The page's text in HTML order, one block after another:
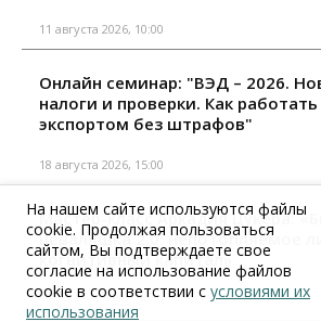
11 августа 2026, 10:00
Онлайн семинар: "ВЭД – 2026.
налоги и проверки. Как
экспортом без штрафов"
18 августа 2026, 15:00
Мастер-класс Аркадия Цукера:
неваляшка 2.0: непотопляемое
когнитивный капитал»
18 августа 2026, 10:00
На нашем сайте используются файлы
cookie. Продолжая пользоваться
сайтом, Вы подтверждаете свое
согласие на использование файлов
cookie в соответствии с условиями их
использования